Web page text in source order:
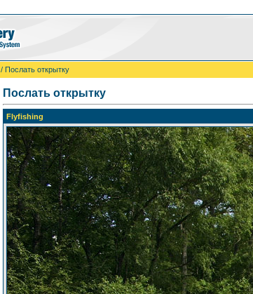
/ Послать открытку
Послать открытку
Flyfishing